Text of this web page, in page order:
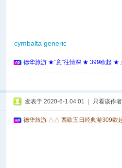
cymbalta generic
德华旅游 ★“意”往情深 ★ 399欧起 ★
发表于 2020-6-1 04:01 只看该作者
德华旅游 △△ 西欧五日经典游309欧